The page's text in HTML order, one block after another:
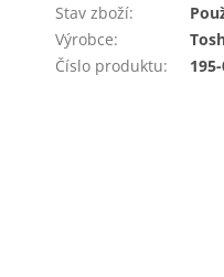
Stav zboží:
Výrobce:
Číslo produktu: